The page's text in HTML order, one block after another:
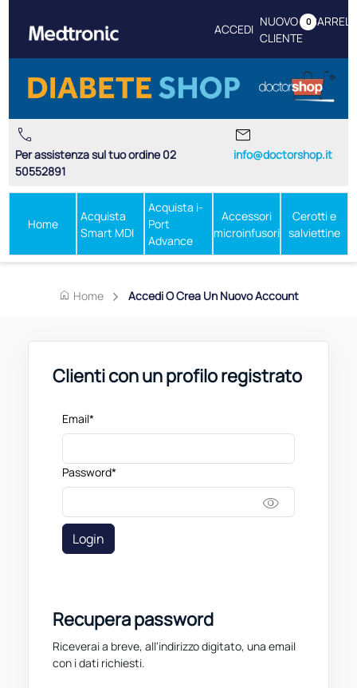
ACCEDI
NUOVO
CLIENTE
0
call
Per assistenza sul tuo ordine 02
50552891
mail
info@doctorshop.it
Home
Acquista
Smart MDI
Acquista i-
Port
Advance
Accessori
microinfusori
Cerotti e
salviettine
home Home Accedi O Crea Un Nuovo Account
Clienti con un profilo registrato
Email*
Password*
visibility
Login
Recupera password
Riceverai a breve, all'indirizzo digitato, una email
con i dati richiesti.